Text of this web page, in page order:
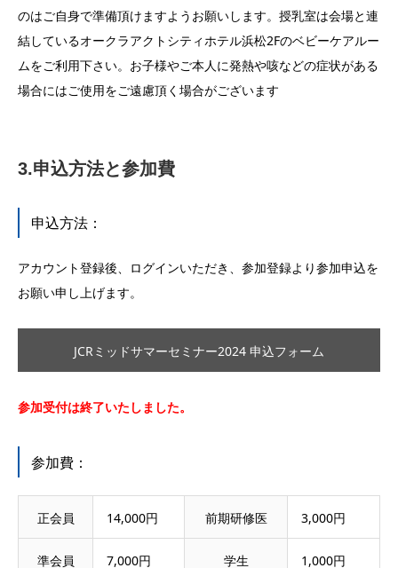
のはご自身で準備頂けますようお願いします。授乳室は会場と連
結しているオークラアクトシティホテル浜松2Fのベビーケアルー
ムをご利用下さい。お子様やご本人に発熱や咳などの症状がある
場合にはご使用をご遠慮頂く場合がございます
3.申込方法と参加費
申込方法：
アカウント登録後、ログインいただき、参加登録より参加申込を
お願い申し上げます。
JCRミッドサマーセミナー2024 申込フォーム
参加受付は終了いたしました。
参加費：
正会員 14,000円 前期研修医 3,000円
準会員 7,000円 学生 1,000円